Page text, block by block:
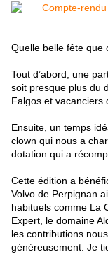
Quelle belle fête que
Tout d’abord, une
soit presque plus du
Falgos et vacanciers
Ensuite, un temps
clown qui nous a
dotation qui a
Cette édition a
Volvo de Perpignan
habituels comme La
Expert, le domaine
les contributions
généreusement. Je